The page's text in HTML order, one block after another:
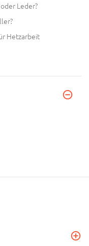
Leder?
Hetzarbeit